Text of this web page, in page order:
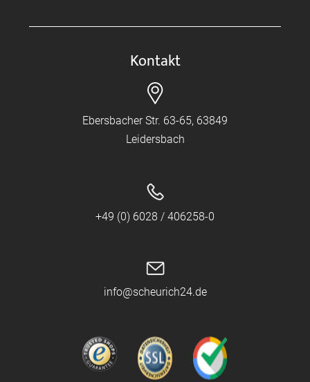
Kontakt
Ebersbacher Str. 63-65, 63849
Leidersbach
+49 (0) 6028 / 406258-0
info@scheurich24.de